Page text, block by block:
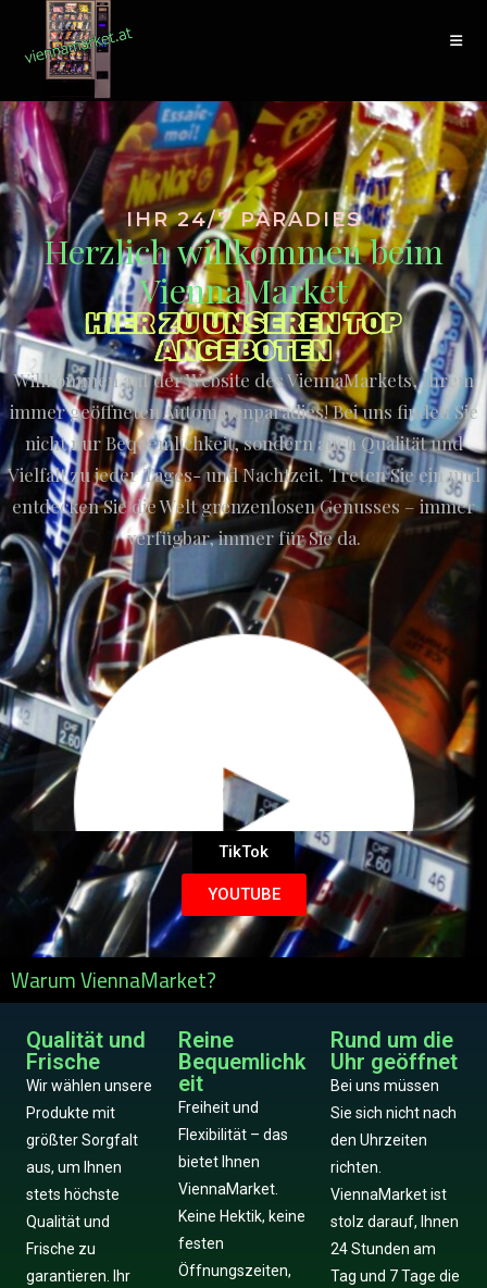
IHR 24/7 PARADIES
Herzlich willkommen beim
ViennaMarket
HIER ZU UNSEREN TOP
ANGEBOTEN
Willkommen auf der Website des ViennaMarkets, Ihrem
immer geöffneten Automatenparadies! Bei uns finden Sie
nicht nur Bequemlichkeit, sondern auch Qualität und
Vielfalt zu jeder Tages- und Nachtzeit. Treten Sie ein und
entdecken Sie die Welt grenzenlosen Genusses – immer
verfügbar, immer für Sie da.
TikTok
YOUTUBE
Warum ViennaMarket?
Qualität und
Frische
Wir wählen unsere
Produkte mit
größter Sorgfalt
aus, um Ihnen
stets höchste
Qualität und
Frische zu
garantieren. Ihr
Reine
Bequemlichk
eit
Freiheit und
Flexibilität – das
bietet Ihnen
ViennaMarket.
Keine Hektik, keine
festen
Öffnungszeiten,
Rund um die
Uhr geöffnet
Bei uns müssen
Sie sich nicht nach
den Uhrzeiten
richten.
ViennaMarket ist
stolz darauf, Ihnen
24 Stunden am
Tag und 7 Tage die